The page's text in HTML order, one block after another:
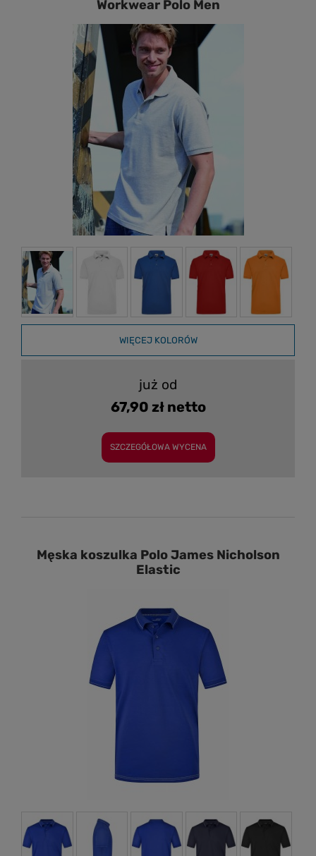
Workwear Polo Men
WIĘCEJ KOLORÓW
już od
67,90 zł netto
SZCZEGÓŁOWA WYCENA
Męska koszulka Polo James Nicholson
Elastic